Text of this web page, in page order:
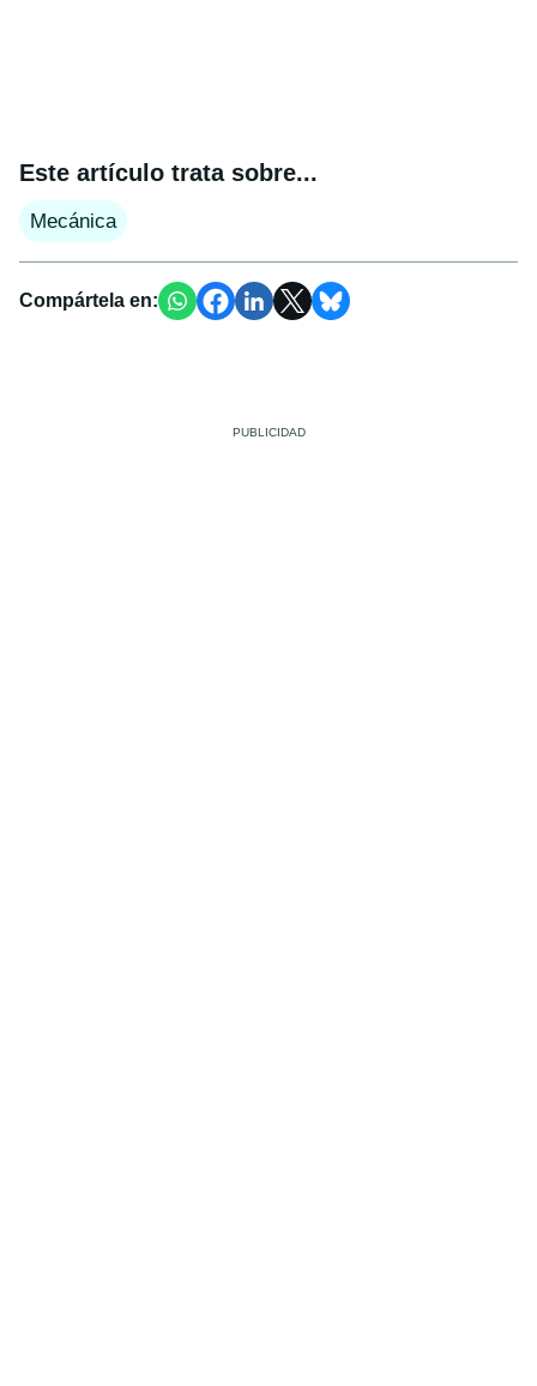
Este artículo trata sobre...
Mecánica
Compártela en: